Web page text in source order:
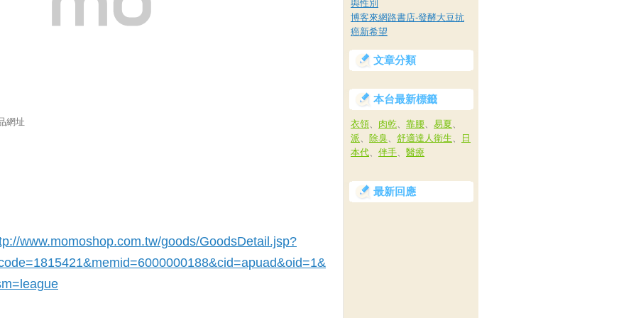
網址
www.momoshop.com.tw/goods/GoodsDetail.jsp?
&memid=6000000188&cid=apuad&oid=1&
與性別
博客來網路書店-發酵大豆抗
癌新希望
文章分類
本台最新標籤
衣領、 肉乾、 靠腰、 易夏、
派、 除臭、 舒適達人衛生、
日
本代、 伴手、 醫療
最新回應